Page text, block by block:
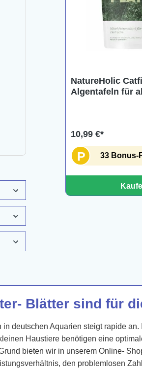
NatureHolic
Algentafeln für
10,99 €*
P 33 Bonus-
Blätter sind für
in deutschen Aquarien steigt rapide
Haustiere benötigen eine
bieten wir in unserem Online-
den problemlosen